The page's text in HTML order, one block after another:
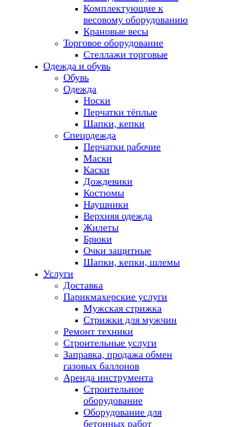
Комплектующие к
весовому оборудованию
Крановые весы
Торговое оборудование
Стеллажи торговые
Одежда и обувь
Обувь
Одежда
Носки
Перчатки тёплые
Шапки, кепки
Спецодежда
Перчатки рабочие
Маски
Каски
Дождевики
Костюмы
Наушники
Верхняя одежда
Жилеты
Брюки
Очки защитные
Шапки, кепки, шлемы
Услуги
Доставка
Парикмахерские услуги
Мужская стрижка
Стрижки для мужчин
Ремонт техники
Строительные услуги
Заправка, продажа обмен
газовых баллонов
Аренда инструмента
Строительное
оборудование
Оборудование для
бетонных работ